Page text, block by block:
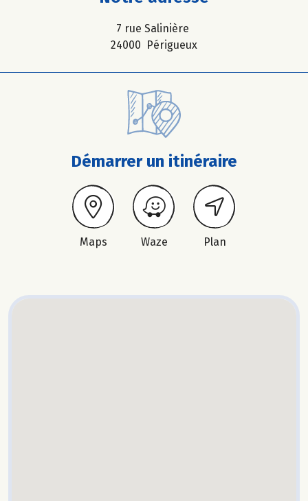
7 rue Salinière
24000 Périgueux
Démarrer un itinéraire
Maps Waze Plan